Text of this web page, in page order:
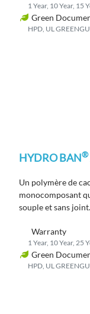
1 Year, 10 Year, 15
Green
HPD, UL
HYDRO BAN®
Un polymère de
monocomposant
souple et sans joint.
Warranty
1 Year, 10 Year, 25
Green
HPD, UL